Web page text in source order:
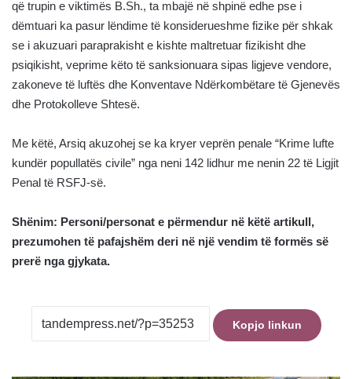
që trupin e viktimës B.Sh., ta mbajë në shpinë edhe pse i
dëmtuari ka pasur lëndime të konsiderueshme fizike për shkak
se i akuzuari paraprakisht e kishte maltretuar fizikisht dhe
psiqikisht, veprime këto të sanksionuara sipas ligjeve vendore,
zakoneve të luftës dhe Konventave Ndërkombëtare të Gjenevës
dhe Protokolleve Shtesë.
Me këtë, Arsiq akuzohej se ka kryer veprën penale “Krime lufte
kundër popullatës civile” nga neni 142 lidhur me nenin 22 të Ligjit
Penal të RSFJ-së.
Shënim: Personi/personat e përmendur në këtë artikull,
prezumohen të pafajshëm deri në një vendim të formës së
prerë nga gjykata.
Kopjo linkun